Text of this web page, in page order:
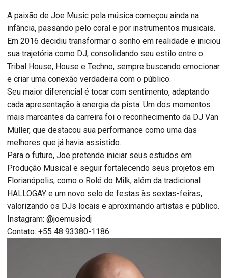
A paixão de Joe Music pela música começou ainda na
infância, passando pelo coral e por instrumentos musicais.
Em 2016 decidiu transformar o sonho em realidade e iniciou
sua trajetória como DJ, consolidando seu estilo entre o
Tribal House, House e Techno, sempre buscando emocionar
e criar uma conexão verdadeira com o público.
Seu maior diferencial é tocar com sentimento, adaptando
cada apresentação à energia da pista. Um dos momentos
mais marcantes da carreira foi o reconhecimento da DJ Van
Müller, que destacou sua performance como uma das
melhores que já havia assistido.
Para o futuro, Joe pretende iniciar seus estudos em
Produção Musical e seguir fortalecendo seus projetos em
Florianópolis, como o Rolé do Milk, além da tradicional
HALLOGAY e um novo selo de festas às sextas-feiras,
valorizando os DJs locais e aproximando artistas e público.
Instagram: @joemusicdj
Contato: +55 48 93380-1186